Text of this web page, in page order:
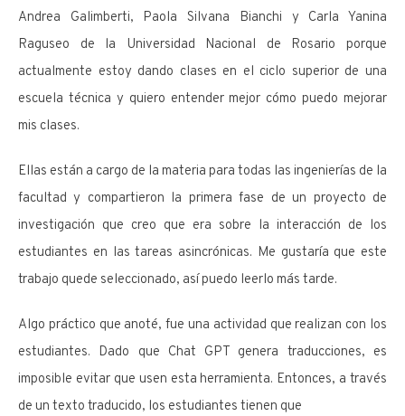
Andrea Galimberti, Paola Silvana Bianchi y Carla Yanina
Raguseo de la Universidad Nacional de Rosario porque
actualmente estoy dando clases en el ciclo superior de una
escuela técnica y quiero entender mejor cómo puedo mejorar
mis clases.
Ellas están a cargo de la materia para todas las ingenierías de la
facultad y compartieron la primera fase de un proyecto de
investigación que creo que era sobre la interacción de los
estudiantes en las tareas asincrónicas. Me gustaría que este
trabajo quede seleccionado, así puedo leerlo más tarde.
Algo práctico que anoté, fue una actividad que realizan con los
estudiantes. Dado que Chat GPT genera traducciones, es
imposible evitar que usen esta herramienta. Entonces, a través
de un texto traducido, los estudiantes tienen que